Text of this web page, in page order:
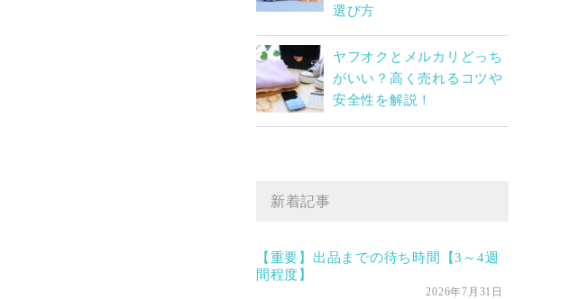
選び方
ヤフオクとメルカリどっち
がいい？高く売れるコツや
安全性を解説！
新着記事
【重要】出品までの待ち時間【3～4週
間程度】
2026年7月31日